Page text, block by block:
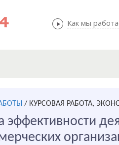
Как мы
Как мы
/ КУРСОВАЯ РАБОТА,
эффективности